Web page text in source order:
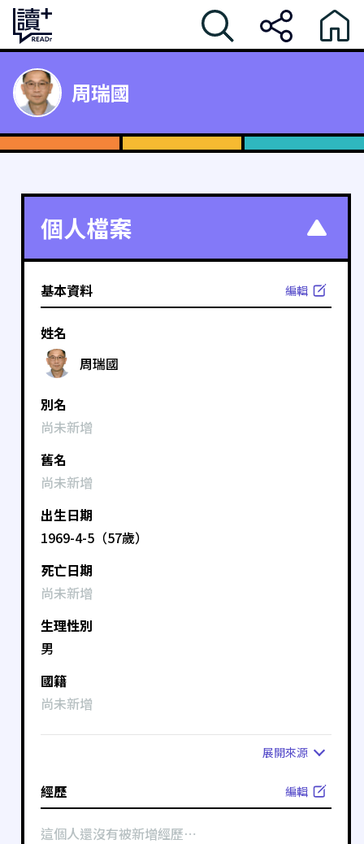
周瑞國
個人檔案
基本資料 編輯
姓名
周瑞國
別名
尚未新增
舊名
尚未新增
出生日期
1969-4-5（57歲）
死亡日期
尚未新增
生理性別
男
國籍
尚未新增
展開來源
經歷 編輯
這個人還沒有被新增經歷⋯